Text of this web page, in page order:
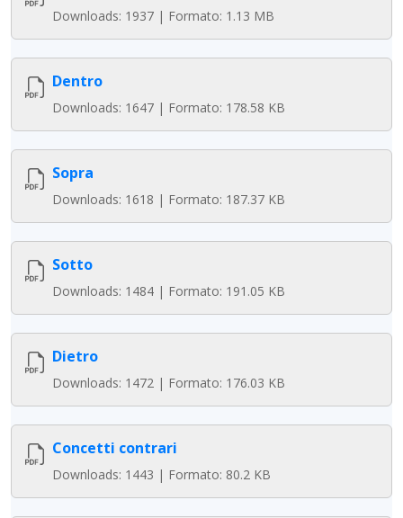
Downloads: 1937 | Formato: 1.13 MB
Dentro
Downloads: 1647 | Formato: 178.58 KB
Sopra
Downloads: 1618 | Formato: 187.37 KB
Sotto
Downloads: 1484 | Formato: 191.05 KB
Dietro
Downloads: 1472 | Formato: 176.03 KB
Concetti contrari
Downloads: 1443 | Formato: 80.2 KB